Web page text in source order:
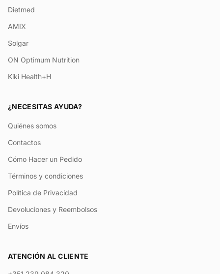
Dietmed
AMIX
Solgar
ON Optimum Nutrition
Kiki Health+H
¿NECESITAS AYUDA?
Quiénes somos
Contactos
Cómo Hacer un Pedido
Términos y condiciones
Política de Privacidad
Devoluciones y Reembolsos
Envíos
ATENCIÓN AL CLIENTE